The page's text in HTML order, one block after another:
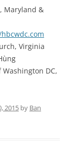
Maryland &
Virginia
DC,
2015 by Ban